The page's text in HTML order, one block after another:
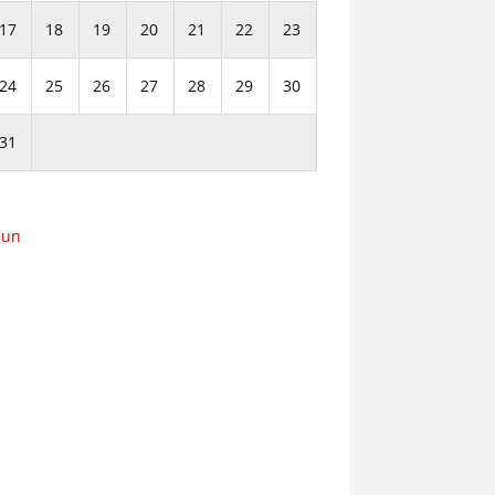
17 18 19 20 21 22 23
24 25 26 27 28 29 30
31